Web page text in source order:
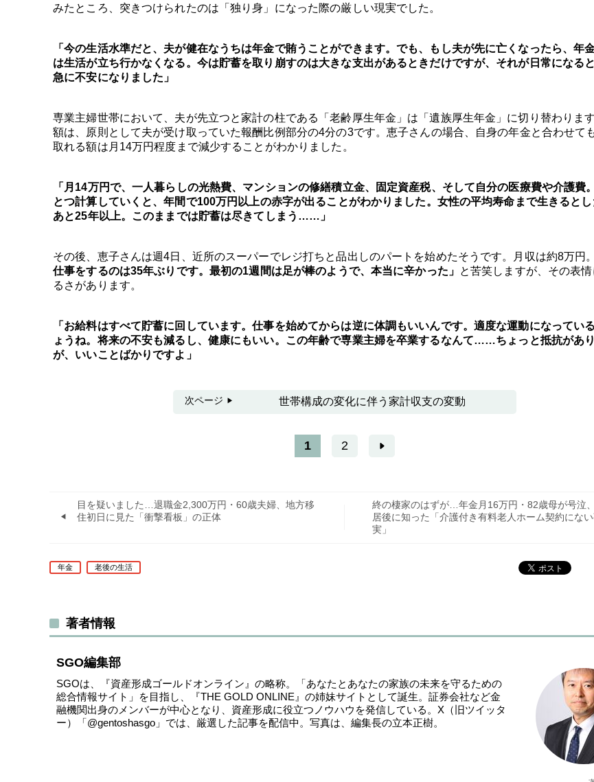
みたところ、突きつけられたのは「独り身」になった際の厳しい現実でした。
「今の生活水準だと、夫が健在なうちは年金で賄うことができます。でも、もし夫が先に亡くなったら、年
は生活が立ち行かなくなる。今は貯蓄を取り崩すのは大きな支出があるときだけですが、それが日常になる
急に不安になりました」
専業主婦世帯において、夫が先立つと家計の柱である「老齢厚生年金」は「遺族厚生年金」に切り替わりま
額は、原則として夫が受け取っていた報酬比例部分の4分の3です。恵子さんの場合、自身の年金と合わせて
取れる額は月14万円程度まで減少することがわかりました。
「月14万円で、一人暮らしの光熱費、マンションの修繕積立金、固定資産税、そして自分の医療費や介護費
とつ計算していくと、年間で100万円以上の赤字が出ることがわかりました。女性の平均寿命まで生きるとし
あと25年以上。このままでは貯蓄は尽きてしまう……」
その後、恵子さんは週4日、近所のスーパーでレジ打ちと品出しのパートを始めたそうです。月収は約8万円。
仕事をするのは35年ぶりです。最初の1週間は足が棒のようで、本当に辛かった」 と苦笑しますが、その表情
るさがあります。
「お給料はすべて貯蓄に回しています。仕事を始めてからは逆に体調もいいんです。適度な運動になってい
ょうね。将来の不安も減るし、健康にもいい。この年齢で専業主婦を卒業するなんて……ちょっと抵抗があ
が、いいことばかりですよ」
次ページ 世帯構成の変化に伴う家計収支の変動
1 2
目を疑いました…退職金2,300万円・60歳夫婦、地方移
住初日に見た「衝撃看板」の正体
終の棲家のはずが…年金月16万円・82歳母が号泣
居後に知った「介護付き有料老人ホーム契約にな
実」
年金 老後の生活
著者情報
SGO編集部
SGOは、『資産形成ゴールドオンライン』の略称。「あなたとあなたの家族の未来を守るための
総合情報サイト」を目指し、『THE GOLD ONLINE』の姉妹サイトとして誕生。証券会社など金
融機関出身のメンバーが中心となり、資産形成に役立つノウハウを発信している。X（旧ツイッタ
ー）
「@gentoshasgo」 では、厳選した記事を配信中。写真は、編集長の立本正樹。